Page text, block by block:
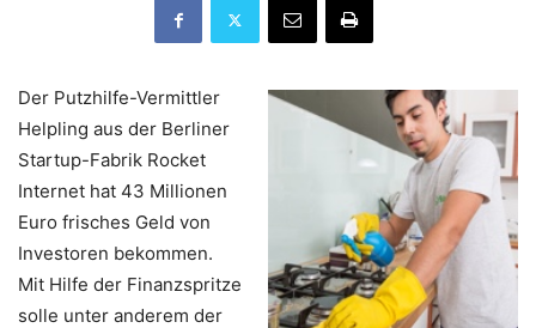
Der Putzhilfe-Vermittler
Helpling aus der Berliner
Startup-Fabrik Rocket
Internet hat 43 Millionen
Euro frisches Geld von
Investoren bekommen.
Mit Hilfe der Finanzspritze
solle unter anderem der